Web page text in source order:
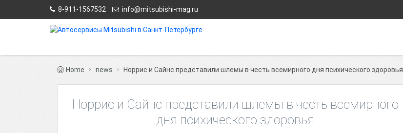
8-911-1567532 info@mitsubishi-mag.ru
Home news Норрис и Сайнс представили шлемы в честь всемирного дня психического здоровья
Норрис и Сайнс представили шлемы в честь всемирного
дня психического здоровья